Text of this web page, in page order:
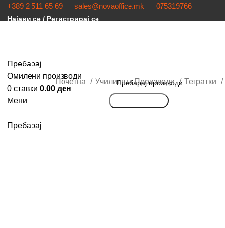
+389 2 511 65 69 sales@novaoffice.mk 075319766
Најави се / Регистрирај се
Пребарај
Омилени производи
0 ставки 0.00 ден
Мени
Пребарај
Почетна Училишни Производи Тетратки